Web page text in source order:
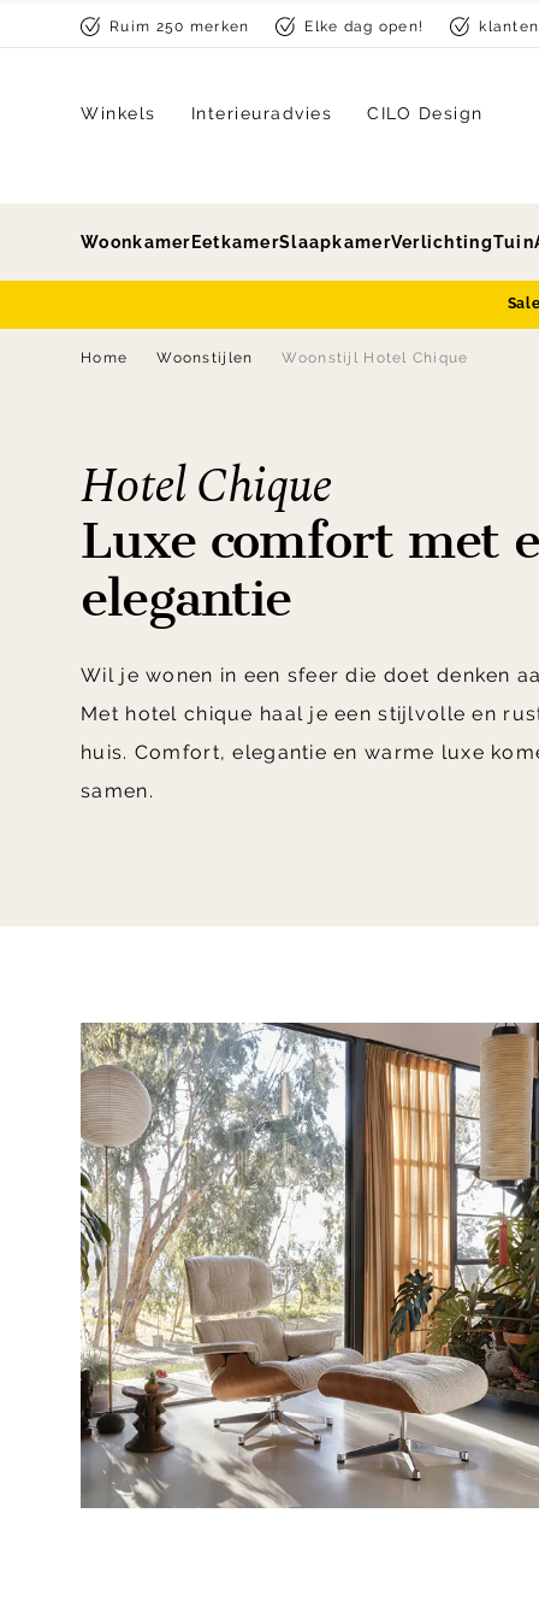
Skip to contentRuim 250 merken Elke dag open!
Winkels Interieuradvies CILO Design
Woonkamer EetkamerSlaapkamerVerlichtingTuin
Home Woonstijlen Woonstijl Hotel Chique
Hotel Chique
Luxe comfort met
elegantie
Wil je wonen in een sfeer die doet denken
Met hotel chique haal je een stijlvolle en
huis. Comfort, elegantie en warme luxe
samen.